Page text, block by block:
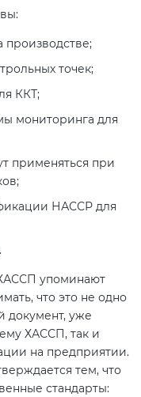
производстве;
точек;
ККТ;
мониторинга для
применяться при
НАССР для
упоминают
что это не одно
документ, уже
ХАССП, так и
на предприятии.
тем, что
стандарты: